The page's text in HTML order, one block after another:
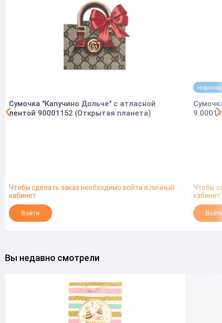
Сумочка "Капучино Дольче" с атласной
лентой 90001152 (Открытая планета)
Чтобы сделать заказ необходимо войти в личный
кабинет
Войти
Новинка
Чтобы
кабинет
Вы недавно смотрели